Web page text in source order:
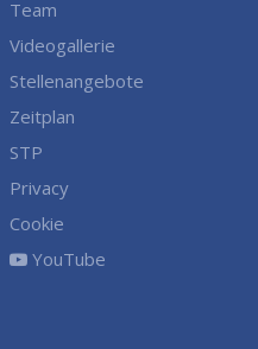
Team
Videogallerie
Stellenangebote
Zeitplan
STP
Privacy
Cookie
YouTube